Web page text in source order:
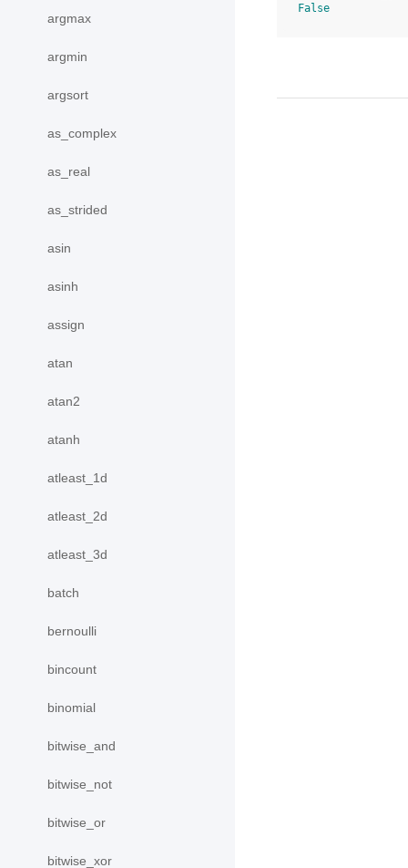
argmax
argmin
argsort
as_complex
as_real
as_strided
asin
asinh
assign
atan
atan2
atanh
atleast_1d
atleast_2d
atleast_3d
batch
bernoulli
bincount
binomial
bitwise_and
bitwise_not
bitwise_or
bitwise_xor
False